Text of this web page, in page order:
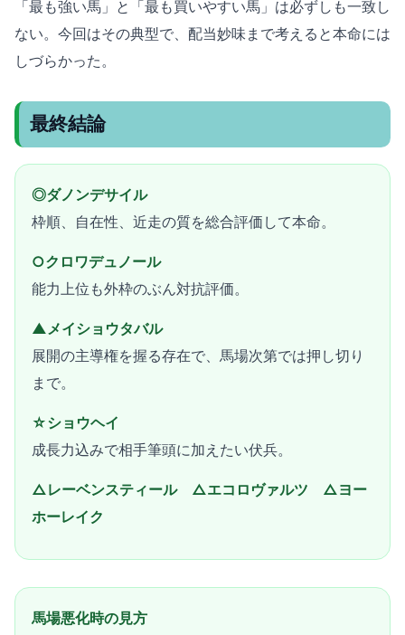
「最も強い馬」と「最も買いやすい馬」は必ずしも一致し
ない。今回はその典型で、配当妙味まで考えると本命には
しづらかった。
最終結論
◎ダノンデサイル
枠順、自在性、近走の質を総合評価して本命。
○クロワデュノール
能力上位も外枠のぶん対抗評価。
▲メイショウタバル
展開の主導権を握る存在で、馬場次第では押し切り
まで。
☆ショウヘイ
成長力込みで相手筆頭に加えたい伏兵。
△レーベンスティール △エコロヴァルツ △ヨー
ホーレイク
馬場悪化時の見方